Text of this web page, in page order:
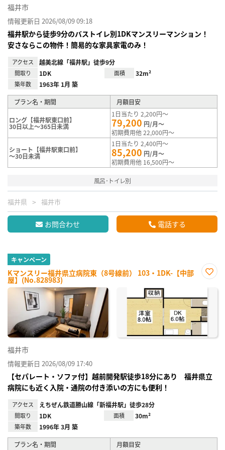
福井市
情報更新日 2026/08/09 09:18
福井駅から徒歩9分のバストイレ別1DKマンスリーマンション！
安さならこの物件！簡易的な家具家電のみ！
アクセス 越美北線「福井駅」徒歩9分
間取り 1DK 面積 32m²
築年数 1963年 1月 築
プラン名・期間 月額目安
ロング【福井駅東口前】
30日以上～365日未満
1日当たり 2,200円～
79,200 円/月～
初期費用他 22,000円～
ショート【福井駅東口前】
～30日未満
1日当たり 2,400円～
85,200 円/月～
初期費用他 16,500円～
風呂･トイレ別
福井県 福井市
お問合わせ 電話する
キャンペーン
Kマンスリー福井県立病院東（8号線前） 103・1DK-【中部
屋】(No.828983)
に入
り登
録
福井市
情報更新日 2026/08/09 17:40
【セパレート・ソファ付】越前開発駅徒歩18分にあり 福井県立
病院にも近く入院・通院の付き添いの方にも便利！
アクセス えちぜん鉄道勝山線「新福井駅」徒歩28分
間取り 1DK 面積 30m²
築年数 1996年 3月 築
プラン名・期間 月額目安